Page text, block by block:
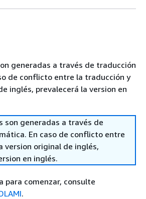
generadas a través de traducción
de conflicto entre la traducción y
inglés, prevalecerá la version en
son generadas a través de
En caso de conflicto entre
version original de inglés,
en inglés.
para comenzar, consulte
.